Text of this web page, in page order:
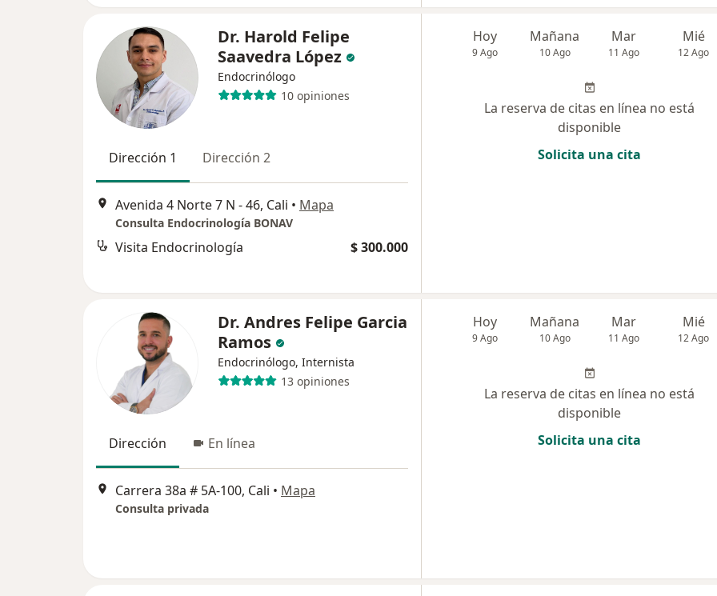
Dr. Harold Felipe
Saavedra López
Endocrinólogo
10 opiniones
Dirección 1 Dirección 2
Avenida 4 Norte 7 N - 46, Cali • Mapa
Consulta Endocrinología BONAV
Visita Endocrinología $ 300.000
Hoy
9 Ago
Mañana
10 Ago
Mar
11 Ago
Mié
12 Ago
La reserva de citas en línea no está
disponible
Solicita una cita
Dr. Andres Felipe Garcia
Ramos
Endocrinólogo, Internista
13 opiniones
Dirección En línea
Carrera 38a # 5A-100, Cali • Mapa
Consulta privada
Hoy
9 Ago
Mañana
10 Ago
Mar
11 Ago
Mié
12 Ago
La reserva de citas en línea no está
disponible
Solicita una cita